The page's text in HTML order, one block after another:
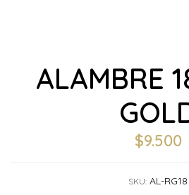
ALAMBRE
$9.500
SKU: AL-RG18